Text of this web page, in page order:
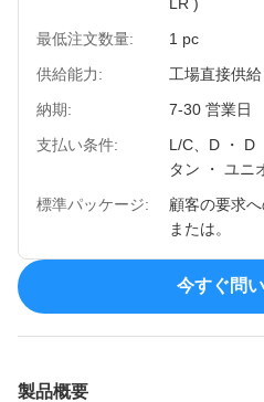
最低注文数量:
1 pc
供給能力:
工場直接供給
納期:
7-30 営業日
支払い条件:
L/C、D ・ D
タン ・ ユニ
標準パッケージ:
顧客の要求
または。
今すぐ問
製品概要